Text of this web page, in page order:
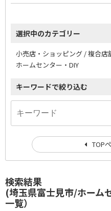
検索結果
(埼玉県富士見市/ホーム
一覧）
選択中のカテゴリー
小売店・ショッピング / 複合店
ホームセンター・DIY
キーワードで絞り込む
TOP